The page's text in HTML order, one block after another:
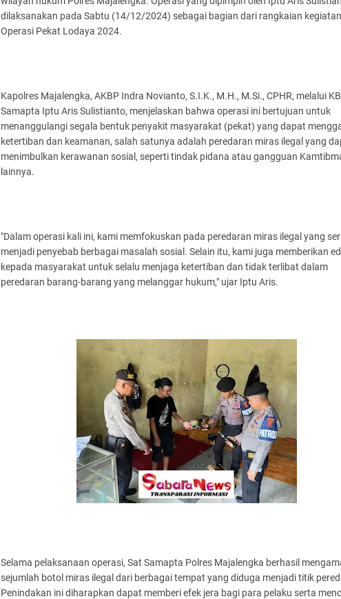
dilaksanakan pada Sabtu (14/12/2024) sebagai bagian dari rangkaian kegiatan
Operasi Pekat Lodaya 2024.
Kapolres Majalengka, AKBP Indra Novianto, S.I.K., M.H., M.Si., CPHR, melalui
Samapta Iptu Aris Sulistianto, menjelaskan bahwa operasi ini bertujuan untuk
menanggulangi segala bentuk penyakit masyarakat (pekat) yang dapat
ketertiban dan keamanan, salah satunya adalah peredaran miras ilegal yang
menimbulkan kerawanan sosial, seperti tindak pidana atau gangguan
lainnya.
"Dalam operasi kali ini, kami memfokuskan pada peredaran miras ilegal yang
menjadi penyebab berbagai masalah sosial. Selain itu, kami juga memberikan
kepada masyarakat untuk selalu menjaga ketertiban dan tidak terlibat dalam
peredaran barang-barang yang melanggar hukum," ujar Iptu Aris.
Selama pelaksanaan operasi, Sat Samapta Polres Majalengka berhasil
sejumlah botol miras ilegal dari berbagai tempat yang diduga menjadi titik
Penindakan ini diharapkan dapat memberi efek jera bagi para pelaku serta